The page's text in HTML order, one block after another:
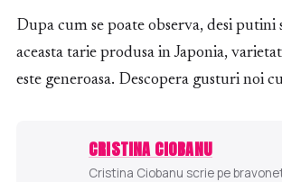
Dupa cum se poate observa, desi putini
aceasta tarie produsa in Japonia,
este generoasa. Descopera gusturi noi
CRISTINA CIOBANU
Cristina Ciobanu scrie pe